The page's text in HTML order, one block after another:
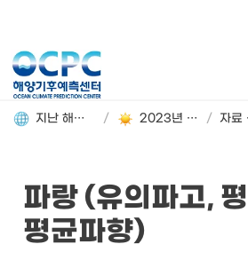
지난 해양기후 분석정보 돌아보기 / 2023년 3월 해양기후 분석정보 /
파랑 (유의파고,
평균파향)